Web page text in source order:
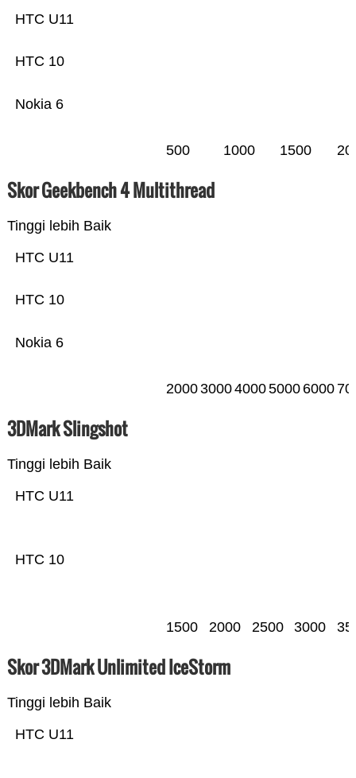
Nokia 6
HTC 10
HTC U11
500 1000 1500
Skor Geekbench 4 Multithread
Tinggi lebih Baik
Nokia 6
HTC 10
HTC U11
2000300040005000 6000
3DMark Slingshot
Tinggi lebih Baik
HTC 10
HTC U11
1500 2000 2500 3000
Skor 3DMark Unlimited IceStorm
Tinggi lebih Baik
HTC U11